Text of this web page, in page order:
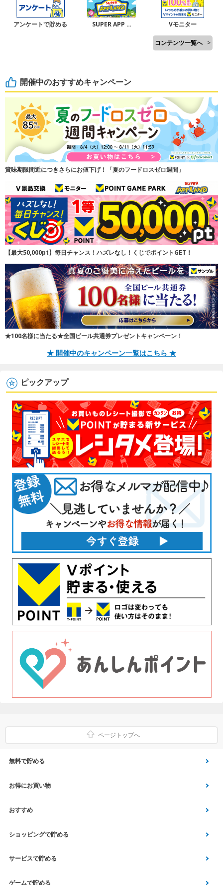
アンケートで貯める SUPER APP … Vモニター
コンテンツ一覧へ >
開催中のおすすめキャンペーン
賞味期限間近につきさらにお値下げ！「夏のフードロスゼロ週間」
【最大50,000pt】毎日チャンス！ハズレなし！くじでポイントGET！
★100名様に当たる★全国ビール共通券プレゼントキャンペーン！
★ 開催中のキャンペーン一覧はこちら ★
ピックアップ
ページトップへ
無料で貯める
ゲーム
Vアンケート
アプリ利用
クイズ
スクラッチ
お得にお買い物
Yahoo!ショッピング
Vサンプル
エコなお買い物
Vモニター
おすすめ
Vくじ
チラシ
aruku&
ショッピングで貯める
Yahoo! JAPANサービス
総合・デパート・TV通販
サービスで貯める
マネー･銀行･保険
ゲームで貯める